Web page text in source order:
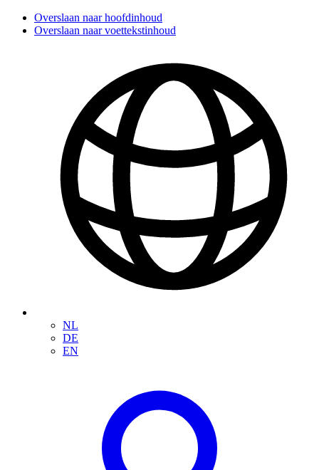
Overslaan naar hoofdinhoud
Overslaan naar voettekstinhoud
NL
DE
EN